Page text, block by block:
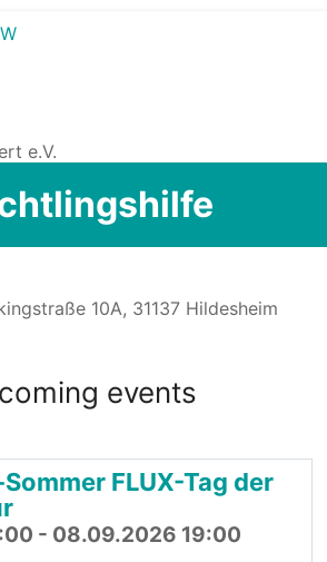
e.V.
Nordstadt
10A, 31137 Hildesheim
events
FLUX-Tag der
- 08.09.2026 19:00